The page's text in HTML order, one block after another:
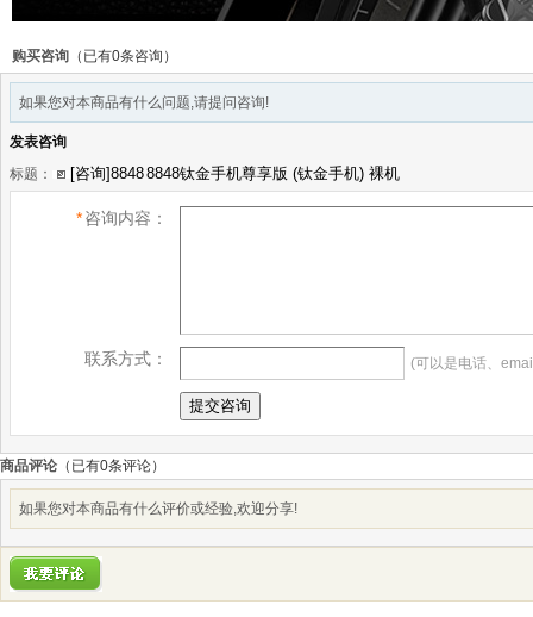
购买咨询 （已有0条咨询）
如果您对本商品有什么问题,请提问咨询!
发表咨询
标题：
*咨询内容：
联系方式： (可以是电话、
商品评论 （已有0条评论）
如果您对本商品有什么评价或经验,欢迎分享!